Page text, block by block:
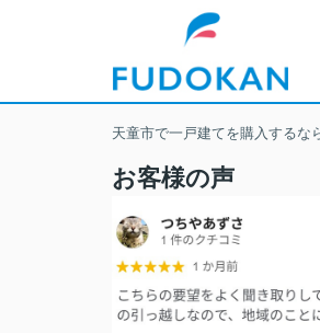
天童市で一戸建てを購入するな
お客様の声